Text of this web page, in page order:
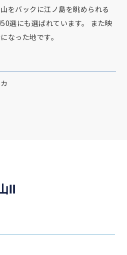
をバックに江ノ島を眺められる
選にも選ばれています。 また映
なった地です。
Ⅱ